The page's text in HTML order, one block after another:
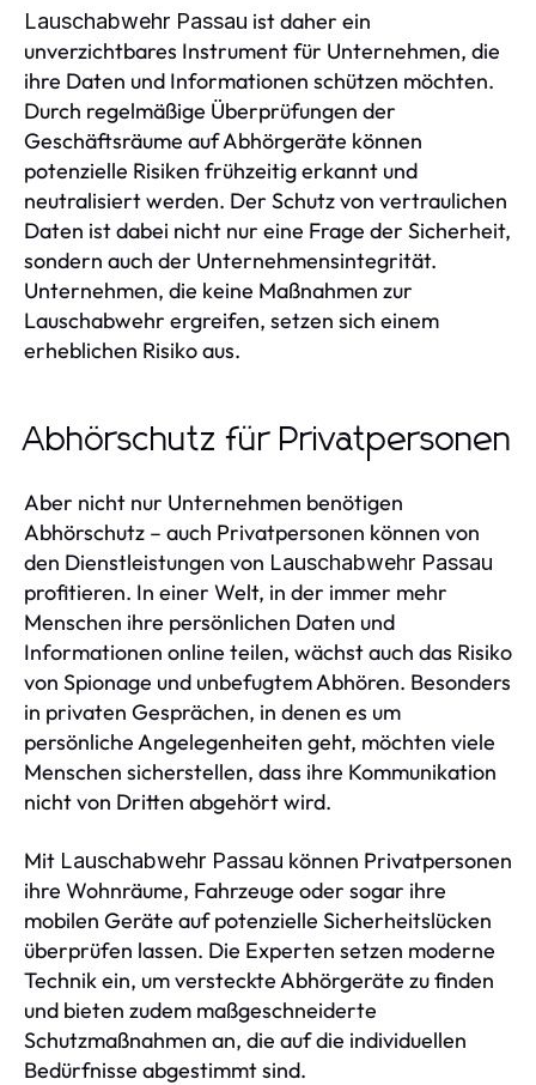
Lauschabwehr Passau ist daher ein
unverzichtbares Instrument für Unternehmen, die
ihre Daten und Informationen schützen möchten.
Durch regelmäßige Überprüfungen der
Geschäftsräume auf Abhörgeräte können
potenzielle Risiken frühzeitig erkannt und
neutralisiert werden. Der Schutz von vertraulichen
Daten ist dabei nicht nur eine Frage der Sicherheit,
sondern auch der Unternehmensintegrität.
Unternehmen, die keine Maßnahmen zur
Lauschabwehr ergreifen, setzen sich einem
erheblichen Risiko aus.
Abhörschutz für Privatpersonen
Aber nicht nur Unternehmen benötigen
Abhörschutz – auch Privatpersonen können von
den Dienstleistungen von Lauschabwehr Passau
profitieren. In einer Welt, in der immer mehr
Menschen ihre persönlichen Daten und
Informationen online teilen, wächst auch das Risiko
von Spionage und unbefugtem Abhören. Besonders
in privaten Gesprächen, in denen es um
persönliche Angelegenheiten geht, möchten viele
Menschen sicherstellen, dass ihre Kommunikation
nicht von Dritten abgehört wird.
Mit Lauschabwehr Passau können Privatpersonen
ihre Wohnräume, Fahrzeuge oder sogar ihre
mobilen Geräte auf potenzielle Sicherheitslücken
überprüfen lassen. Die Experten setzen moderne
Technik ein, um versteckte Abhörgeräte zu finden
und bieten zudem maßgeschneiderte
Schutzmaßnahmen an, die auf die individuellen
Bedürfnisse abgestimmt sind.